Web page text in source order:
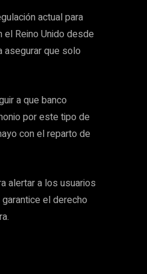
actual para
Reino Unido desde
asegurar que solo
a que banco
por este tipo de
con el reparto de
alertar a los usuarios
el derecho